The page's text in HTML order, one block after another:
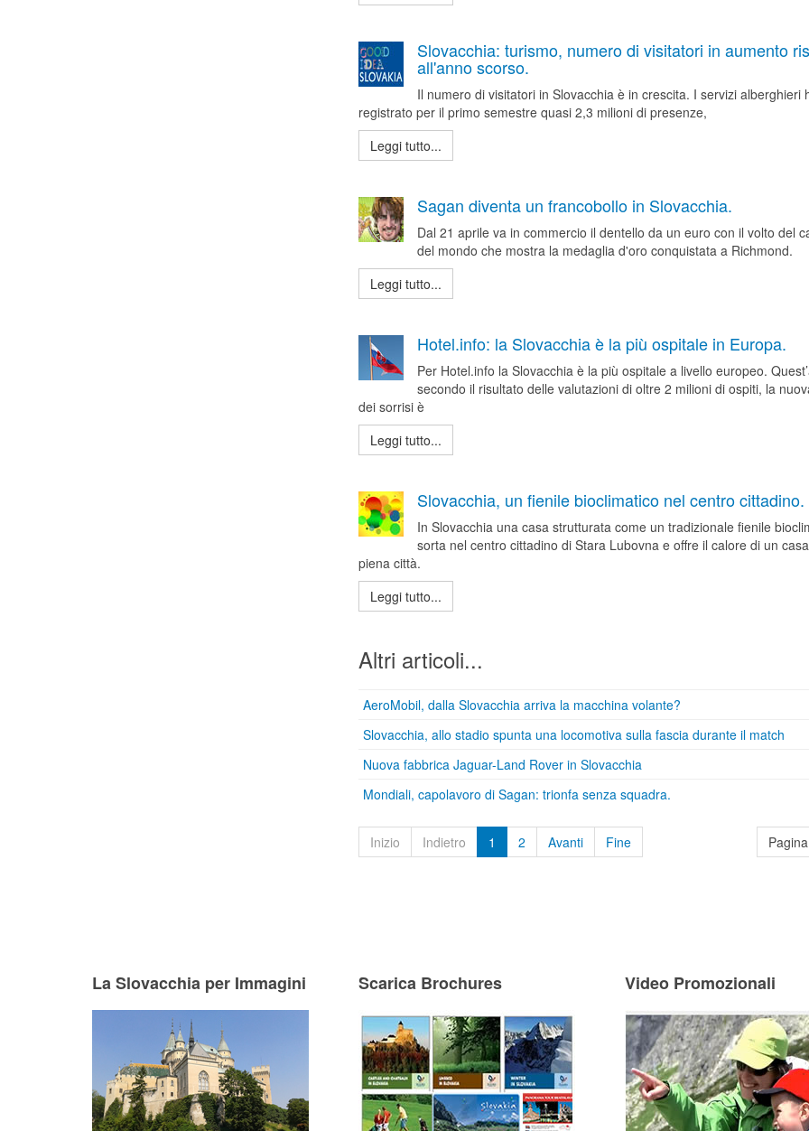
Slovacchia: turismo, numero di visitatori in aumento
all'anno scorso.
Il numero di visitatori in Slovacchia è in crescita. I servizi alberghieri
registrato per il primo semestre quasi 2,3 milioni di presenze,
Leggi tutto...
Sagan diventa un francobollo in Slovacchia.
Dal 21 aprile va in commercio il dentello da un euro con il volto del
del mondo che mostra la medaglia d'oro conquistata a Richmond.
Leggi tutto...
Hotel.info: la Slovacchia è la più ospitale in Europa.
Per Hotel.info la Slovacchia è la più ospitale a livello europeo.
secondo il risultato delle valutazioni di oltre 2 milioni di ospiti, la
dei sorrisi è
Leggi tutto...
Slovacchia, un fienile bioclimatico nel centro cittadino.
In Slovacchia una casa strutturata come un tradizionale fienile
sorta nel centro cittadino di Stara Lubovna e offre il calore di un
piena città.
Leggi tutto...
Altri articoli...
AeroMobil, dalla Slovacchia arriva la macchina volante?
Slovacchia, allo stadio spunta una locomotiva sulla fascia durante il match
Nuova fabbrica Jaguar-Land Rover in Slovacchia
Mondiali, capolavoro di Sagan: trionfa senza squadra.
Inizio Indietro 1 2 Avanti Fine
La Slovacchia per Immagini Scarica Brochures Video Promozionali